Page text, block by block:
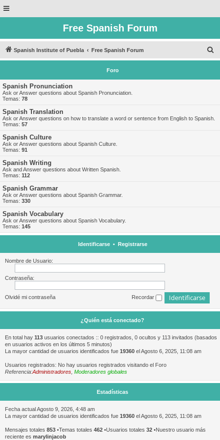
Free Spanish Forum
Spanish Institute of Puebla Free Spanish Forum
u
Foro
Spanish Pronunciation
Ask or Answer questions about Spanish Pronunciation.
Temas: 78
Spanish Translation
Ask or Answer questions on how to translate a word or sentence from English to Spanish.
Temas: 57
Spanish Culture
Ask or Answer questions about Spanish Culture.
Temas: 91
Spanish Writing
Ask and Answer questions about Written Spanish.
Temas: 112
Spanish Grammar
Ask or Answer questions about Spanish Grammar.
Temas: 330
Spanish Vocabulary
Ask or Answer questions about Spanish Vocabulary.
Temas: 145
Identificarse• Registrarse
Nombre de Usuario:
Contraseña:
Olvidé mi contraseña Recordar
¿Quién está conectado?
En total hay 113 usuarios conectados :: 0 registrados, 0 ocultos y 113 invitados (basados
en usuarios activos en los últimos 5 minutos)
La mayor cantidad de usuarios identificados fue 19360 el Agosto 6, 2025, 11:08 am
Usuarios registrados: No hay usuarios registrados visitando el Foro
Referencia:Administradores Moderadores globales
Estadísticas
Fecha actual Agosto 9, 2026, 4:48 am
La mayor cantidad de usuarios identificados fue 19360 el Agosto 6, 2025, 11:08 am
Mensajes totales 853 •Temas totales 462 •Usuarios totales 32 •Nuestro usuario más
reciente es marylinjacob